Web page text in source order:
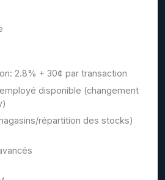
2.8% + 30¢ par transaction
disponible (changement
répartition des stocks)